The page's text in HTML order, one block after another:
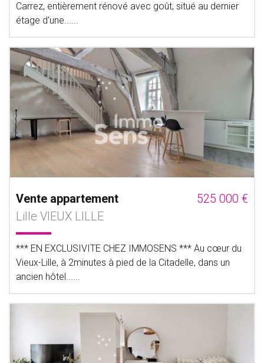
Carrez, entièrement rénové avec goût, situé au dernier
étage d'une......
Vente appartement
525 000 €
Lille VIEUX LILLE
*** EN EXCLUSIVITE CHEZ IMMOSENS *** Au cœur du
Vieux-Lille, à 2minutes à pied de la Citadelle, dans un
ancien hôtel......